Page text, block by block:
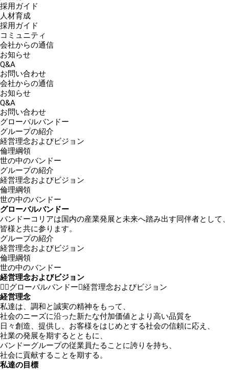
採用ガイド
人材育成
採用ガイド
コミュニティ
会社からの通信
お知らせ
Q&A
お問い合わせ
会社からの通信
お知らせ
Q&A
お問い合わせ
グローバルバンドー
グループの紹介
経営理念およびビジョン
倫理綱領
世の中のバンドー
グループの紹介
経営理念およびビジョン
倫理綱領
世の中のバンドー
グローバルバンドー
バンドーコリアは国内の産業発展と未来へ踏み出す同伴者として
皆様と共に参ります。
グループの紹介
経営理念およびビジョン
倫理綱領
世の中のバンドー
経営理念およびビジョン
グローバルバンドー 経営理念およびビジョン
経営理念
私達は、調和と誠実の精神をもって、
社会のニーズに沿った新たな付加価値とより高い品質を
日々創造、提供し、お客様をはじめとする社会の信頼に応え、
社業の発展を期するとともに、
バンドーグループの従業員たることに誇りを持ち、
社会に貢献することを期する。
私達の目標